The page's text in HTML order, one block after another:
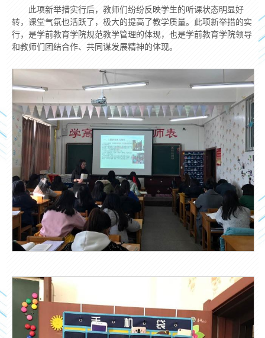
此项新举措实行后，教师们纷纷反映学生的听课状态明显好
转，课堂气氛也活跃了，极大的提高了教学质量。此项新举措的实
行，是学前教育学院规范教学管理的体现，也是学前教育学院领导
和教师们团结合作、共同谋发展精神的体现。